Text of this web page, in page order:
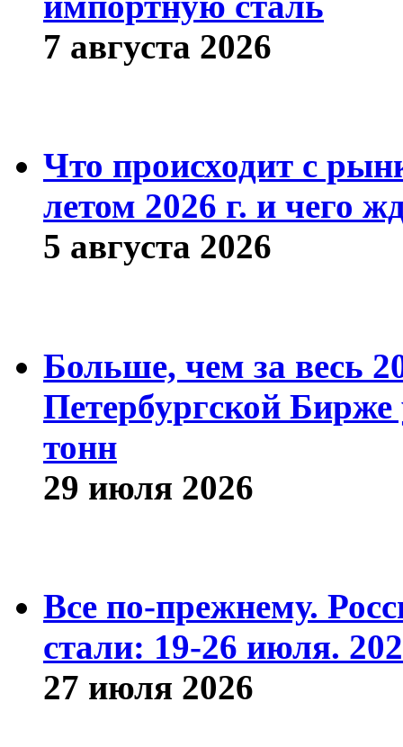
7 августа 2026
Что происходит с
летом 2026 г. и чего
5 августа 2026
Больше, чем за весь
Петербургской
тонн
29 июля 2026
Все по-прежнему.
стали: 19-26 июля.
27 июля 2026